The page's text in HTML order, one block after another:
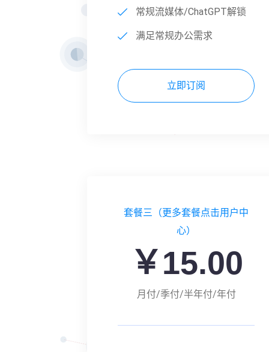
常规流媒体/ChatGPT解锁
满足常规办公需求
立即订阅
套餐三（更多套餐点击用户中
心）
￥15.00
月付/季付/半年付/年付